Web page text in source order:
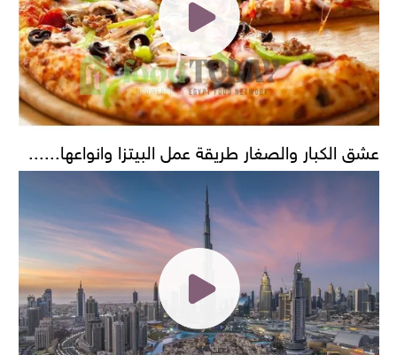
عشق الكبار والصغار طريقة عمل البيتزا وانواعها......